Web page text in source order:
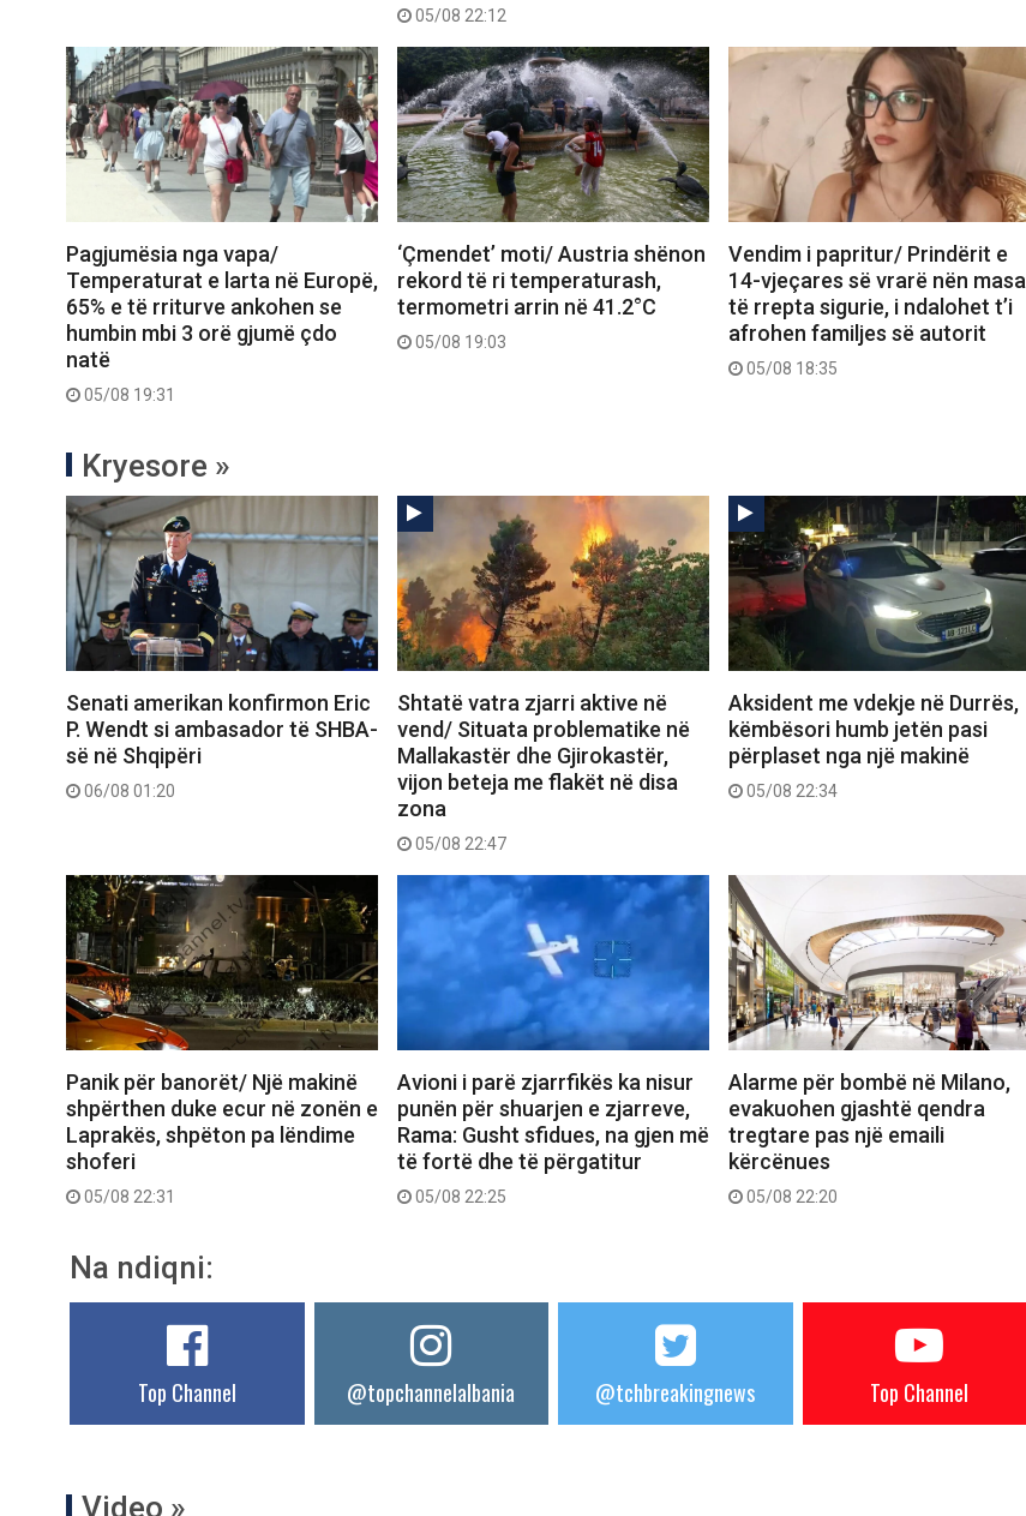
05/08 22:12
Pagjumësia nga vapa/
Temperaturat e larta në Europë,
65% e të rriturve ankohen se
humbin mbi 3 orë gjumë çdo
natë
05/08 19:31
‘Çmendet’ moti/ Austria shënon
rekord të ri temperaturash,
termometri arrin në 41.2°C
05/08 19:03
Vendim i papritur/ Prindërit e
14-vjeçares së vrarë nën masa
të rrepta sigurie, i ndalohet t’i
afrohen familjes së autorit
05/08 18:35
Kryesore »
Senati amerikan konfirmon Eric
P. Wendt si ambasador të SHBA-
së në Shqipëri
06/08 01:20
Shtatë vatra zjarri aktive në
vend/ Situata problematike në
Mallakastër dhe Gjirokastër,
vijon beteja me flakët në disa
zona
05/08 22:47
Aksident me vdekje në Durrës,
këmbësori humb jetën pasi
përplaset nga një makinë
05/08 22:34
Panik për banorët/ Një makinë
shpërthen duke ecur në zonën e
Laprakës, shpëton pa lëndime
shoferi
05/08 22:31
Avioni i parë zjarrfikës ka nisur
punën për shuarjen e zjarreve,
Rama: Gusht sfidues, na gjen më
të fortë dhe të përgatitur
05/08 22:25
Alarme për bombë në Milano,
evakuohen gjashtë qendra
tregtare pas një emaili
kërcënues
05/08 22:20
Na ndiqni:
Top Channel @topchannelalbania @tchbreakingnews Top Channel
Video »